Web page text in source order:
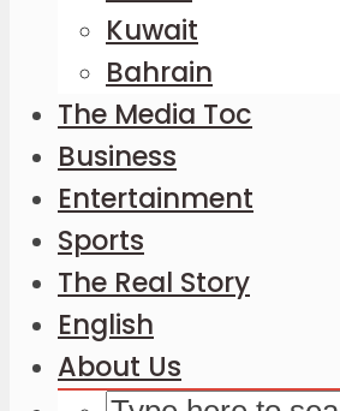
Kuwait
Bahrain
The Media Toc
Business
Entertainment
Sports
The Real Story
English
About Us